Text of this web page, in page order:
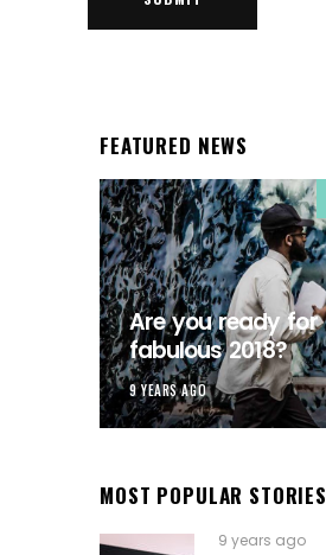
FEATURED NEWS
Are you ready for
fabulous 2018?
9 YEARS AGO
MOST POPULAR STORIES
9 years ago